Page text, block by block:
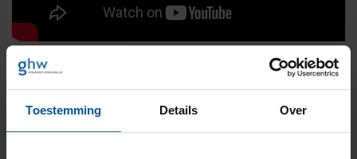
Toestemming Details Over
Levensverzekering voor nabestaanden
Een overlijdensrisicoverzekering is een
levensverzekering die je afsluit voor je nabestaanden.